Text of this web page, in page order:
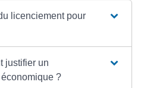
licenciement pour
justifier un
?